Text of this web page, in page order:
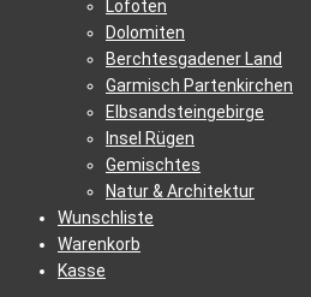
Lofoten
Dolomiten
Berchtesgadener Land
Garmisch Partenkirchen
Elbsandsteingebirge
Insel Rügen
Gemischtes
Natur & Architektur
Wunschliste
Warenkorb
Kasse